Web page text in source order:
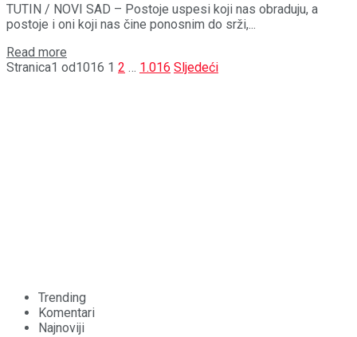
TUTIN / NOVI SAD – Postoje uspesi koji nas obraduju, a
postoje i oni koji nas čine ponosnim do srži,...
Read more
Stranica1 od1016 1 2 … 1.016 Sljedeći
Trending
Komentari
Najnoviji